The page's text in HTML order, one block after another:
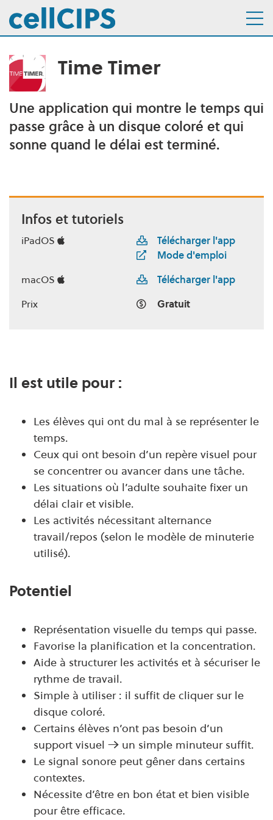
Navigation interne
Aller au menu
Aller au contenu
Time Timer
Description
Une application qui montre le temps qui
passe grâce à un disque coloré et qui
sonne quand le délai est terminé.
Infos et tutoriels
iPadOS
Télécharger l'app
Mode d'emploi
macOS
Télécharger l'app
Prix
Gratuit
Il est utile pour :
Les élèves qui ont du mal à se représenter le
temps.
Ceux qui ont besoin d’un repère visuel pour
se concentrer ou avancer dans une tâche.
Les situations où l’adulte souhaite fixer un
délai clair et visible.
Les activités nécessitant alternance
travail/repos (selon le modèle de minuterie
utilisé).
Potentiel
Représentation visuelle du temps qui passe.
Favorise la planification et la concentration.
Aide à structurer les activités et à sécuriser le
rythme de travail.
Simple à utiliser : il suffit de cliquer sur le
disque coloré.
Certains élèves n’ont pas besoin d’un
support visuel → un simple minuteur suffit.
Le signal sonore peut gêner dans certains
contextes.
Nécessite d’être en bon état et bien visible
pour être efficace.